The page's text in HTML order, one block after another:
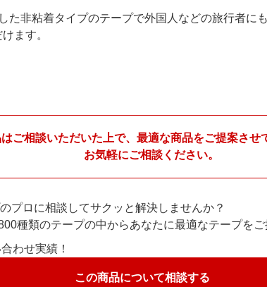
非粘着タイプのテープで外国人などの旅行者に
ます。
ご相談いただいた上で、最適な商品をご提案させ
お気軽にご相談ください。
プロに相談してサクッと解決しませんか？
種類のテープの中からあなたに最適なテープをご
わせ実績！
この商品について相談する